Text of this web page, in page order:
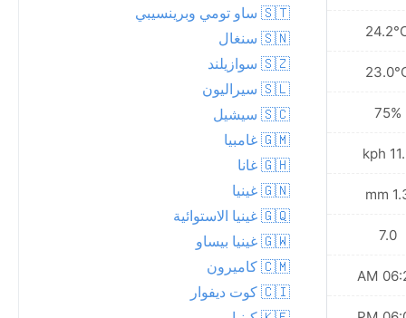
75%
11.2
1.3
7.0
24.1°C
23.0°C
75%
0.8 mm
7.0
06:21 AM
🇸🇹 ساو تومي وبرينسيبي
🇸🇳 سنغال
🇸🇿 سوازيلند
🇸🇱 سيراليون
🇸🇨 سيشيل
🇬🇲 غامبيا
🇬🇭 غانا
🇬🇳 غينيا
🇬🇶 غينيا الاستوائية
🇬🇼 غينيا بيساو
🇨🇲 كاميرون
🇨🇮 كوت ديفوار